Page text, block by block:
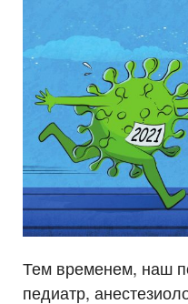
Тем временем, наш
педиатр,